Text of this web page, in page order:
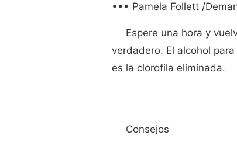
••• Pamela Follett /
Espere una hora y
verdadero. El alcohol
es la clorofila eliminada.
Consejos